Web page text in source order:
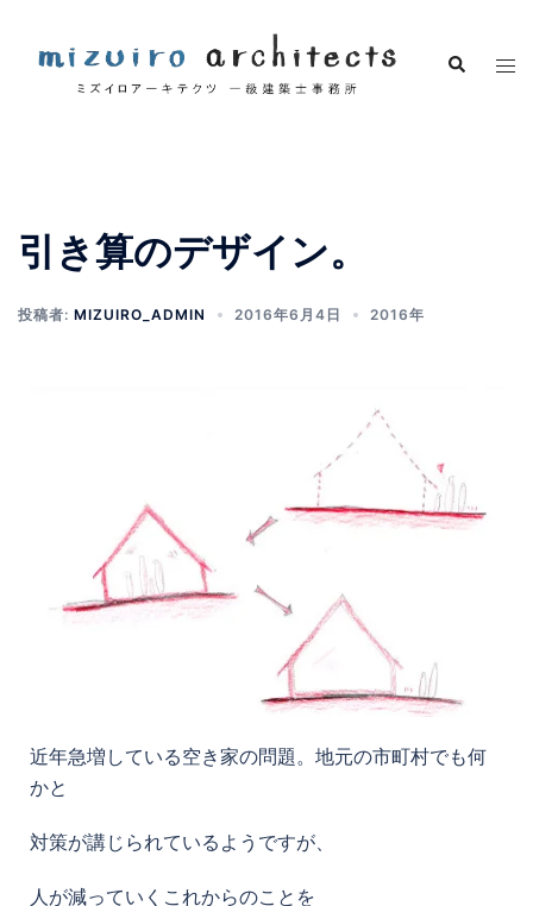
引き算のデザイン。
投稿者: MIZUIRO_ADMIN 2016年6月4日 2016年
近年急増している空き家の問題。地元の市町村でも何
かと
対策が講じられているようですが、
人が減っていくこれからのことを